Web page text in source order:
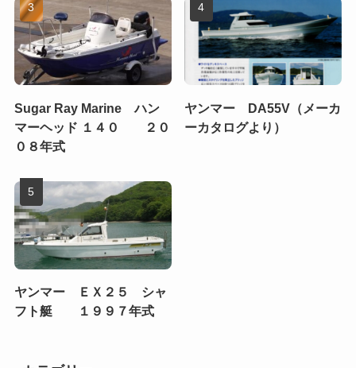
Sugar Ray Marine ハン
マーヘッド １４０ ２０
０８年式
ヤンマー DA55V（メーカ
ーカタログより）
ヤンマー ＥＸ２５ シャ
フト艇 １９９７年式